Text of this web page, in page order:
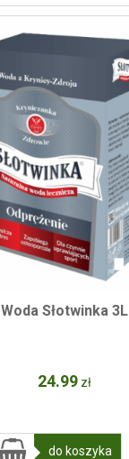
Woda Słotwinka 3L
24.99 zł
do koszyka